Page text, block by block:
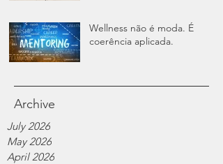
Wellness não é moda. É
coerência aplicada.
Archive
July 2026
May 2026
April 2026